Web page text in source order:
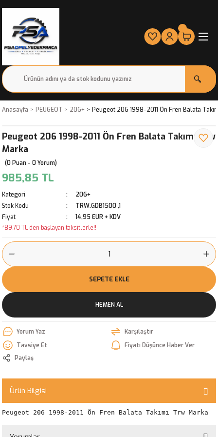
Anasayfa PEUGEOT 206+ Peugeot 206 1998-2011 Ön Fren Balata
Peugeot 206 1998-2011 Ön Fren Balata Takımı Trw
Marka
(0 Puan - 0 Yorum)
985,85 TL
Kategori
206+
Stok Kodu
TRW.GDB1500 ,1
Fiyat
14,95 EUR + KDV
*89,70 TL den başlayan taksitlerle!!
SEPETE EKLE
HEMEN AL
Yorum Yaz
Karşılaştır
Tavsiye Et
Fiyatı Düşünce Haber Ver
Paylaş
Ürün Bilgisi
Peugeot 206 1998-2011 Ön Fren Balata Takımı Trw Marka